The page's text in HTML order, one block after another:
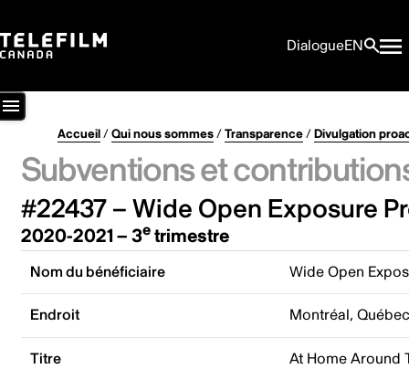
DialogueEN
Accueil/Qui nous sommes/Transparence/Divulgation
Subventions et
#22437 – Wide Open Exposure
2020-2021 – 3etrimestre
Nom du bénéficiaire Wide Open
Endroit Montréal,
Titre At Home Around